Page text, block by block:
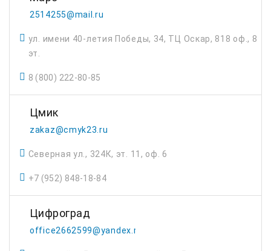
2514255@mail.ru
ул. имени 40-летия Победы, 34, ТЦ Оскар, 818 оф., 8
эт.
8 (800) 222-80-85
Цмик
zakaz@cmyk23.ru
Северная ул., 324К, эт. 11, оф. 6
+7 (952) 848-18-84
Цифроград
office2662599@yandex.ru